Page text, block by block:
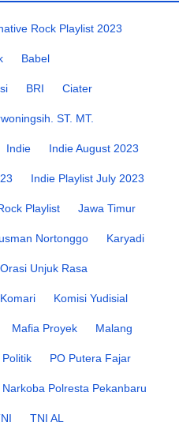
Rock Playlist 2023
Babel
BRI Ciater
ST. MT.
Indie Indie August 2023
Indie Playlist July 2023
Playlist Jawa Timur
Nortonggo Karyadi
Unjuk Rasa
Komari Komisi Yudisial
Mafia Proyek Malang
Politik PO Putera Fajar
Polresta Pekanbaru
TNI AL